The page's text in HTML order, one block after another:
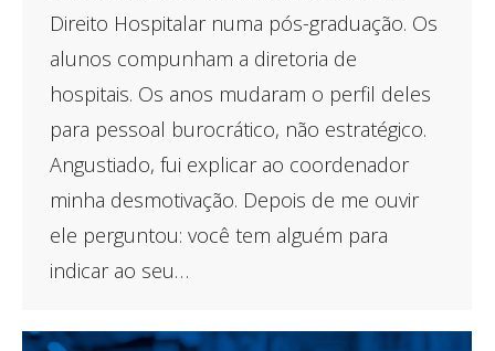
Direito Hospitalar numa pós-graduação. Os
alunos compunham a diretoria de
hospitais. Os anos mudaram o perfil deles
para pessoal burocrático, não estratégico.
Angustiado, fui explicar ao coordenador
minha desmotivação. Depois de me ouvir
ele perguntou: você tem alguém para
indicar ao seu…